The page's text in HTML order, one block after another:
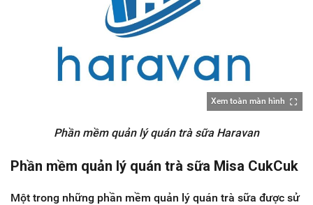
Xem toàn màn hình
Phần mềm quản lý quán trà sữa Haravan
Phần mềm quản lý quán trà sữa Misa CukCuk
Một trong những phần mềm quản lý quán trà sữa được sử